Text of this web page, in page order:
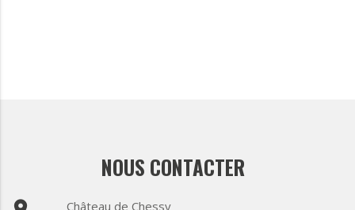
NOUS CONTACTER
Château de Chessy